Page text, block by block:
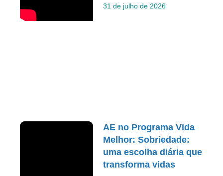
31 de julho de 2026
AE no Programa Vida
Melhor: Sobriedade:
uma escolha diária que
transforma vidas